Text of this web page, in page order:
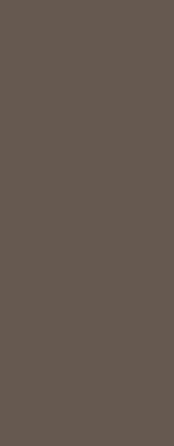
Una cookie es un fichero
de navegación de un usuario
asegurar el funcionamiento
y/o servicios no funcionen
Utilizamos las siguientes
Nombre: _gat. Finalidad: Se
Nombre: _gid. Finalidad: Se
Nombre: _ga. Finalidad: Se
Nombre: _gat. Finalidad: Se
Nombre: AMP_TOKEN.
obtenidos al recuperar un ID
¿Cómo deshabilitar las
Normalmente es posible
ajustes normalmente se
navegadores más utilizados
Firefox: Herramientas ->